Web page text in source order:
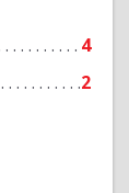
4
2
Подробнее